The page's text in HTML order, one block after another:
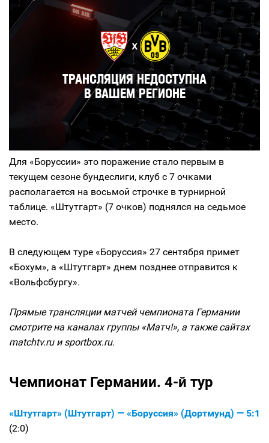
Для «Боруссии» это поражение стало первым в
текущем сезоне бундеслиги, клуб с 7 очками
располагается на восьмой строчке в турнирной
таблице. «Штутгарт» (7 очков) поднялся на седьмое
место.
В следующем туре «Боруссия» 27 сентября примет
«Бохум», а «Штутгарт» днем позднее отправится к
«Вольфсбургу».
Прямые трансляции матчей чемпионата Германии
смотрите на каналах группы «Матч!», а также сайтах
matchtv.ru и sportbox.ru.
Чемпионат Германии. 4-й тур
«Штутгарт» (Штутгарт) — «Боруссия» (Дортмунд) — 5:1
(2:0)